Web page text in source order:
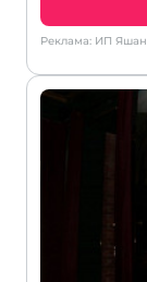
Реклама: ИП